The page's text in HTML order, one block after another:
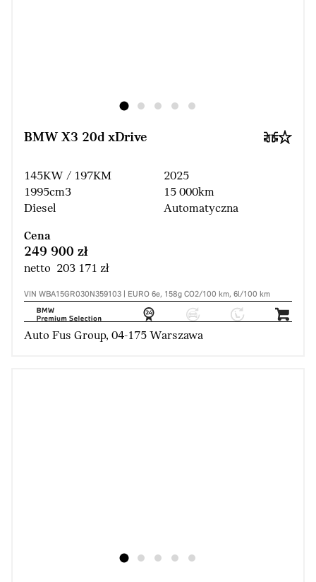
BMW X3 20d xDrive
145KW / 197KM
1995cm3
Diesel
2025
15 000km
Automatyczna
Cena
249 900 zł
netto 203 171 zł
VIN WBA15GR030N359103 | EURO 6e, 158g CO2/100 km, 6l/100 km
Auto Fus Group, 04-175 Warszawa